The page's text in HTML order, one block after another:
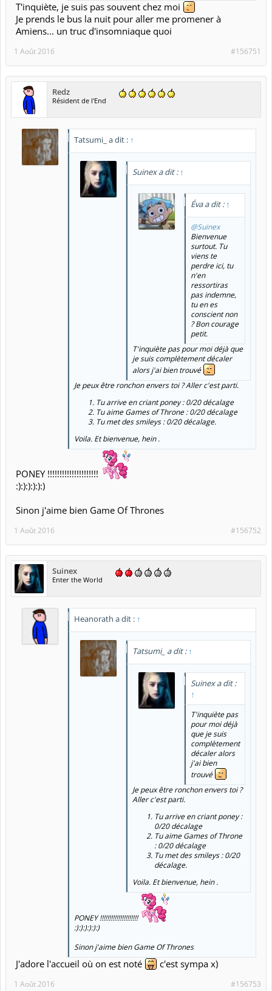
T'inquiète, je suis pas souvent chez moi
Je prends le bus la nuit pour aller me promener à
Amiens... un truc d'insomniaque quoi
#156751
1 Août 2016
Redz
Résident de l'End
Tatsumi_ a dit : ↑
Suinex a dit : ↑
Éva a dit : ↑
@Suinex
Bienvenue
surtout. Tu
viens te
perdre ici, tu
n'en
ressortiras
pas indemne,
tu en es
conscient non
? Bon courage
petit.
T'inquiète pas pour moi déjà que
je suis complètement décaler
alors j'ai bien trouvé
Je peux être ronchon envers toi ? Aller c'est parti.
Tu arrive en criant poney : 0/20 décalage
Tu aime Games of Throne : 0/20 décalage
Tu met des smileys : 0/20 décalage.
Voila. Et bienvenue, hein .
PONEY !!!!!!!!!!!!!!!!!!!!!
:):):):):):)
Sinon j'aime bien Game Of Thrones
#156752
1 Août 2016
Suinex
Enter the World
Heanorath a dit : ↑
Tatsumi_ a dit : ↑
Suinex a dit :
↑
T'inquiète pas
pour moi déjà
que je suis
complètement
décaler alors
j'ai bien
trouvé
Je peux être ronchon envers toi ?
Aller c'est parti.
Tu arrive en criant poney :
0/20 décalage
Tu aime Games of Throne
: 0/20 décalage
Tu met des smileys : 0/20
décalage.
Voila. Et bienvenue, hein .
PONEY !!!!!!!!!!!!!!!!!!!!!
:):):):):):)
Sinon j'aime bien Game Of Thrones
J'adore l'accueil où on est noté c'est sympa x)
#156753
1 Août 2016